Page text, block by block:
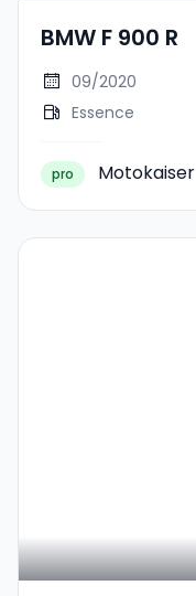
BMW F 900 R
09/2020
Essence
pro Motokaiser